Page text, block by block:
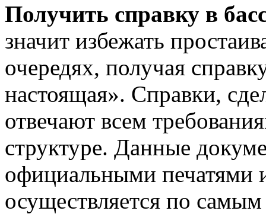
Получить справку в
значит избежать
очередях, получая
настоящая». Справки,
отвечают всем
структуре. Данные
официальными печатями
осуществляется по